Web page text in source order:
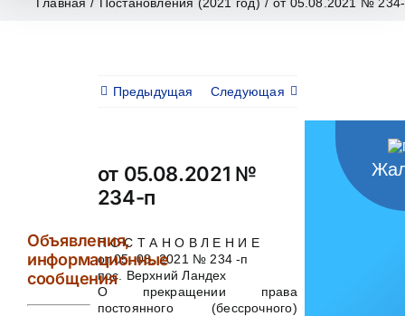
Предыдущая Следующая
от 05.08.2021 №
234-п
П О С Т А Н О В Л Е Н И Е
от 05. 08. 2021 № 234 -п
пос. Верхний Ландех
О прекращении права
постоянного (бессрочного)
Объявления,
информационные
сообщения